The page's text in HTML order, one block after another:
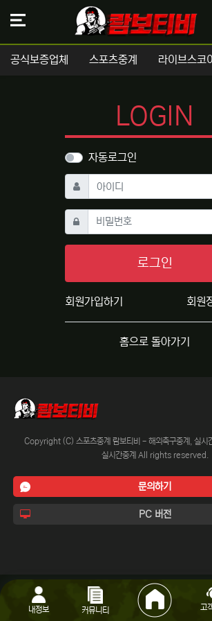
공식보증업체 스포츠중계 라이브스코
LOGIN
자동로그인
아이디 필수
비밀번호필수
로그인
회원가입하기 회원
홈으로 돌아가기
Copyright (C) 스포츠중계 람보티비 - 해외축구중계, 실시간
실시간중계 All rights reserved.
문의하기
PC 버전
내정보 커뮤니티 고